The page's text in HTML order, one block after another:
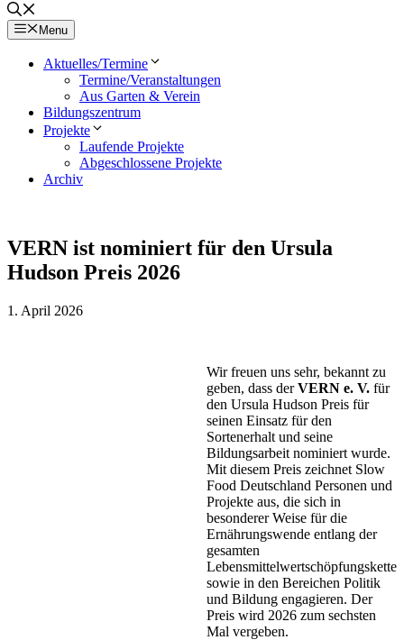
Menu
Aktuelles/Termine
Termine/Veranstaltungen
Aus Garten & Verein
Bildungszentrum
Projekte
Laufende Projekte
Abgeschlossene Projekte
Archiv
VERN ist nominiert für den Ursula
Hudson Preis 2026
1. April 2026
Wir freuen uns sehr, bekannt zu
geben, dass derVERN e. V. für
den Ursula Hudson Preis für
seinen Einsatz für den
Sortenerhalt und seine
Bildungsarbeit nominiert wurde.
Mit diesem Preis zeichnet Slow
Food Deutschland Personen und
Projekte aus, die sich in
besonderer Weise für die
Ernährungswende entlang der
gesamten
Lebensmittelwertschöpfungskette
sowie in den Bereichen Politik
und Bildung engagieren. Der
Preis wird 2026 zum sechsten
Mal vergeben.